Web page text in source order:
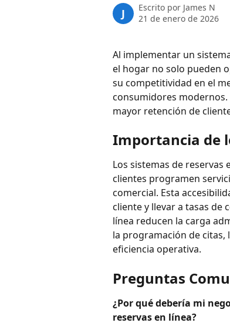
J Escrito por James N
21 de enero de 2026
Al implementar un
el hogar no solo pueden
su competitividad en el
consumidores
mayor retención de
Importancia de
Los sistemas de
clientes programen
comercial. Esta
cliente y llevar a tasas de
línea reducen la carga
la programación de citas,
eficiencia operativa.
Preguntas
¿Por qué debería mi
reservas en línea?